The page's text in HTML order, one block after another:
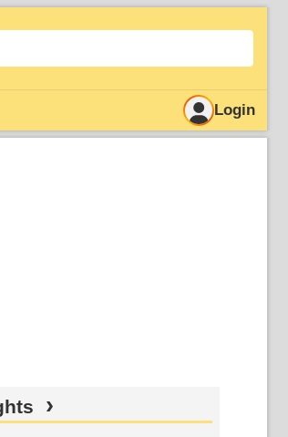
Login